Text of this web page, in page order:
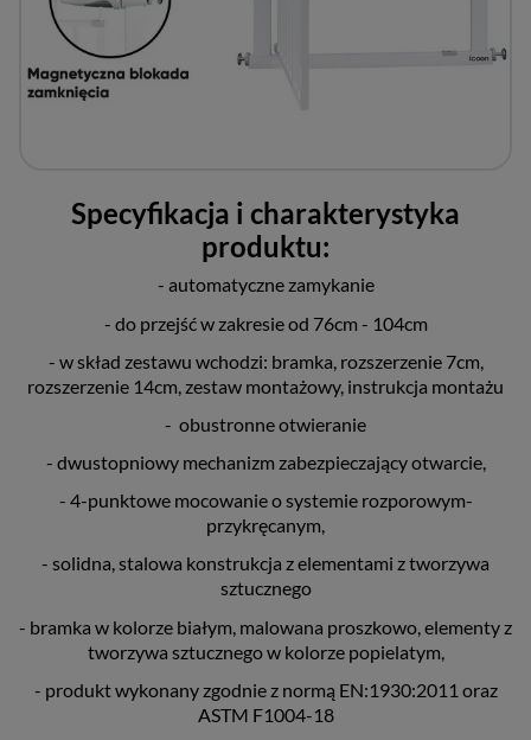
Specyfikacja i charakterystyka
produktu:
- automatyczne zamykanie
- do przejść w zakresie od 76cm - 104cm
- w skład zestawu wchodzi: bramka, rozszerzenie 7cm,
rozszerzenie 14cm, zestaw montażowy, instrukcja montażu
- obustronne otwieranie
- dwustopniowy mechanizm zabezpieczający otwarcie,
- 4-punktowe mocowanie o systemie rozporowym-
przykręcanym,
- solidna, stalowa konstrukcja z elementami z tworzywa
sztucznego
- bramka w kolorze białym, malowana proszkowo, elementy z
tworzywa sztucznego w kolorze popielatym,
- produkt wykonany zgodnie z normą EN:1930:2011 oraz
ASTM F1004-18